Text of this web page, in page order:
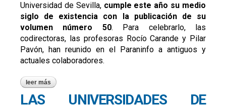
Universidad de Sevilla, cumple este año su medio
siglo de existencia con la publicación de su
volumen número 50. Para celebrarlo, las
codirectoras, las profesoras Rocío Carande y Pilar
Pavón, han reunido en el Paraninfo a antiguos y
actuales colaboradores.
leer más sobre la revista habis celebra su 50 aniversario
LAS UNIVERSIDADES DE